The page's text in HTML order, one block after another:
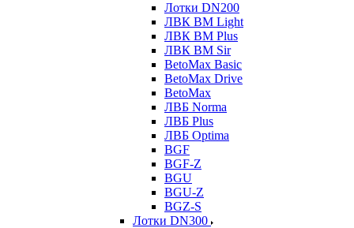
Лотки DN200
ЛВК ВМ Light
ЛВК ВМ Plus
ЛВК ВМ Sir
BetoMax Basic
BetoMax Drive
BetoMax
ЛВБ Norma
ЛВБ Plus
ЛВБ Optima
BGF
BGF-Z
BGU
BGU-Z
BGZ-S
Лотки DN300